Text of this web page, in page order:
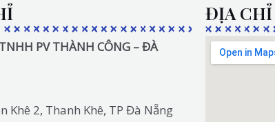
PV THÀNH CÔNG – ĐÀ
Khê 2, Thanh Khê, TP Đà Nẵng
ĐỊA